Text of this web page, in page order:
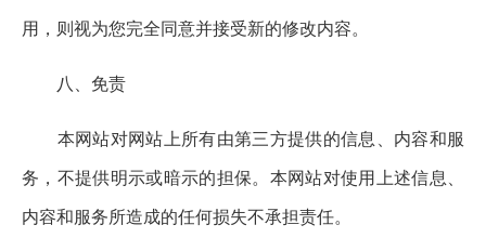
用，则视为您完全同意并接受新的修改内容。
八、免责
本网站对网站上所有由第三方提供的信息、内容和服
务，不提供明示或暗示的担保。本网站对使用上述信息、
内容和服务所造成的任何损失不承担责任。